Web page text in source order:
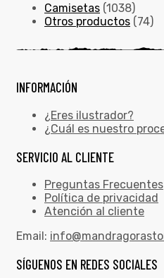
Camisetas (1038)
Otros productos (74)
INFORMACIÓN
¿Eres ilustrador?
¿Cuál es nuestro
SERVICIO AL CLIENTE
Preguntas Frecuentes
Política de privacidad
Atención al cliente
Email:
SÍGUENOS EN REDES SOCIALES